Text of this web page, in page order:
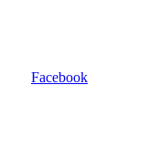
Facebook